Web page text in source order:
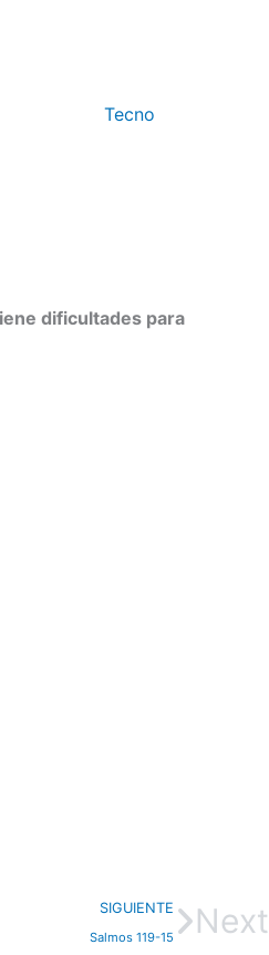
Tecno
dificultades para
SIGUIENTE
Salmos 119-15 Next